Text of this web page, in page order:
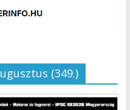
(349.)